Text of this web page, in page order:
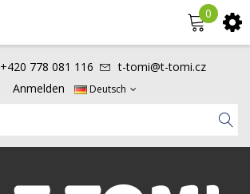
+420 778 081 116
t-tomi@t-tomi.cz
Anmelden
Deutsch
0